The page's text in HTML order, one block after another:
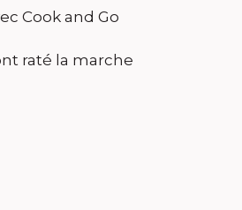
Cook and Go
raté la marche